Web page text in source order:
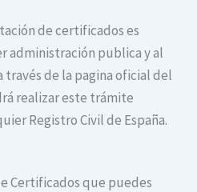
de certificados es
administración publica y al
de la pagina oficial del
realizar este trámite
Registro Civil de España.
Certificados que puedes